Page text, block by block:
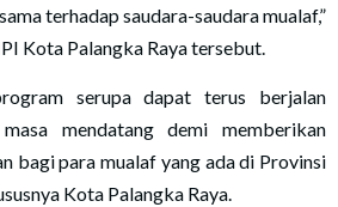
terhadap saudara-saudara mualaf,”
Kota Palangka Raya tersebut.
serupa dapat terus berjalan
mendatang demi memberikan
bagi para mualaf yang ada di Provinsi
Kota Palangka Raya.